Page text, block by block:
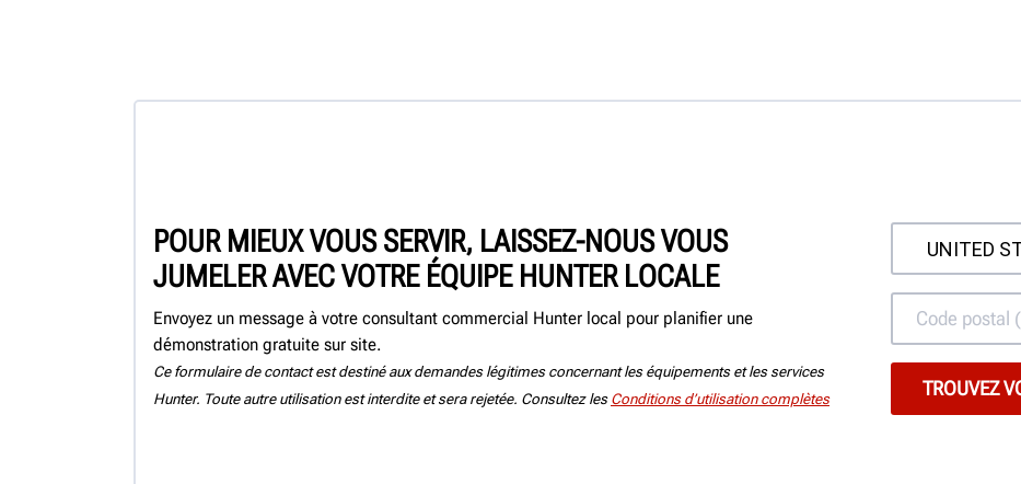
POUR MIEUX VOUS SERVIR, LAISSEZ-NOUS VOUS
JUMELER AVEC VOTRE ÉQUIPE HUNTER LOCALE
Envoyez un message à votre consultant commercial Hunter local pour planifier une
démonstration gratuite sur site.
Ce formulaire de contact est destiné aux demandes légitimes concernant les équipements et les services
Hunter. Toute autre utilisation est interdite et sera rejetée. Consultez les Conditions d’utilisation complètes